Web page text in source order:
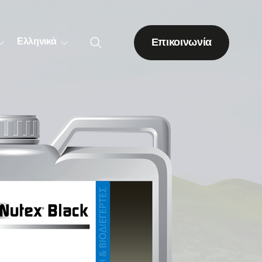
Λοιπές δενδρώδεις
καλλιέργειες
Ακτινιδιά
Ακρόδρυα
Εσπεριδοειδή
Πορτοκαλιά
Ελληνικά Επικοινωνία